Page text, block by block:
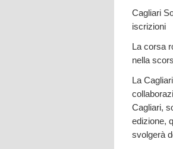
Cagliari
iscrizioni
La corsa
nella
La
Cagliari,
edizione,
svolgerà